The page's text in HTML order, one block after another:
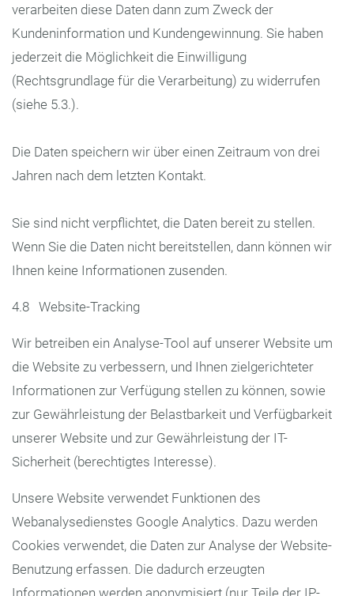
verarbeiten diese Daten dann zum Zweck der
Kundeninformation und Kundengewinnung. Sie haben
jederzeit die Möglichkeit die Einwilligung
(Rechtsgrundlage für die Verarbeitung) zu widerrufen
(siehe 5.3.).
Die Daten speichern wir über einen Zeitraum von drei
Jahren nach dem letzten Kontakt.
Sie sind nicht verpflichtet, die Daten bereit zu stellen.
Wenn Sie die Daten nicht bereitstellen, dann können wir
Ihnen keine Informationen zusenden.
4.8 Website-Tracking
Wir betreiben ein Analyse-Tool auf unserer Website um
die Website zu verbessern, und Ihnen zielgerichteter
Informationen zur Verfügung stellen zu können, sowie
zur Gewährleistung der Belastbarkeit und Verfügbarkeit
unserer Website und zur Gewährleistung der IT-
Sicherheit (berechtigtes Interesse).
Unsere Website verwendet Funktionen des
Webanalysedienstes Google Analytics. Dazu werden
Cookies verwendet, die Daten zur Analyse der Website-
Benutzung erfassen. Die dadurch erzeugten
Informationen werden anonymisiert (nur Teile der IP-